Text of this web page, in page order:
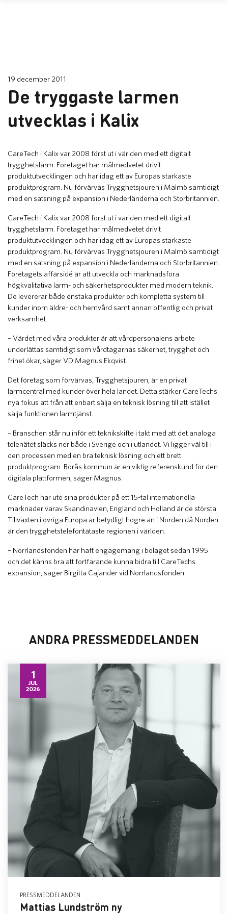
19 december 2011
De tryggaste larmen
utvecklas i Kalix
​CareTech i Kalix var 2008 först ut i världen med ett digitalt
trygghetslarm. Företaget har målmedvetet drivit
produktutvecklingen och har idag ett av Europas starkaste
produktprogram. Nu förvärvas Trygghetsjouren i Malmö samtidigt
med en satsning på expansion i Nederländerna och Storbritannien.
CareTech i Kalix var 2008 först ut i världen med ett digitalt
trygghetslarm. Företaget har målmedvetet drivit
produktutvecklingen och har idag ett av Europas starkaste
produktprogram. Nu förvärvas Trygghetsjouren i Malmö samtidigt
med en satsning på expansion i Nederländerna och Storbritannien.
Företagets affärsidé är att utveckla och marknadsföra
högkvalitativa larm- och säkerhetsprodukter med modern teknik.
De levererar både enstaka produkter och kompletta system till
kunder inom äldre- och hemvård samt annan offentlig och privat
verksamhet.
– Värdet med våra produkter är att vårdpersonalens arbete
underlättas samtidigt som vårdtagarnas säkerhet, trygghet och
frihet ökar, säger VD Magnus Ekqvist.
Det företag som förvärvas, Trygghetsjouren, är en privat
larmcentral med kunder över hela landet. Detta stärker CareTechs
nya fokus att från att enbart sälja en teknisk lösning till att istället
sälja funktionen larmtjänst.
– Branschen står nu inför ett teknikskifte i takt med att det analoga
telenätet släcks ner både i Sverige och i utlandet. Vi ligger väl till i
den processen med en bra teknisk lösning och ett brett
produktprogram. Borås kommun är en viktig referenskund för den
digitala plattformen, säger Magnus.
CareTech har ute sina produkter på ett 15-tal internationella
marknader varav Skandinavien, England och Holland är de största.
Tillväxten i övriga Europa är betydligt högre än i Norden då Norden
är den trygghetstelefontätaste regionen i världen.
– Norrlandsfonden har haft engagemang i bolaget sedan 1995
och det känns bra att fortfarande kunna bidra till CareTechs
expansion, säger Birgitta Cajander vid Norrlandsfonden.
ANDRA PRESSMEDDELANDEN
1
JUL
2026
PRESSMEDDELANDEN
Mattias Lundström ny